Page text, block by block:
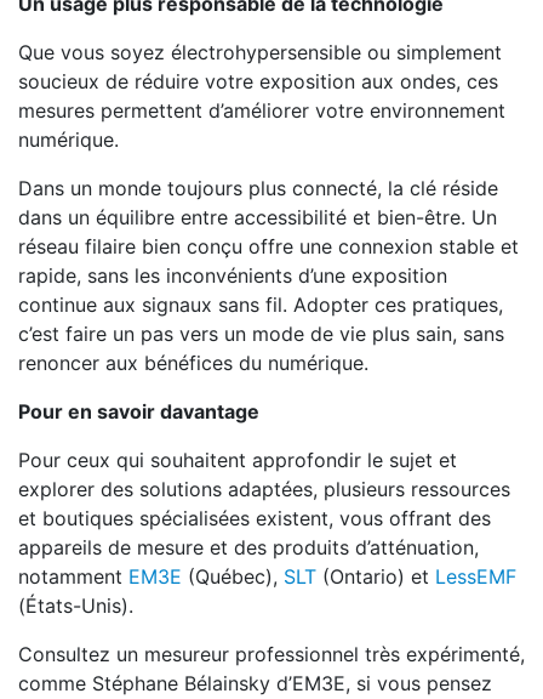
Que vous soyez électrohypersensible ou simplement
soucieux de réduire votre exposition aux ondes, ces
mesures permettent d’améliorer votre environnement
numérique.
Dans un monde toujours plus connecté, la clé réside
dans un équilibre entre accessibilité et bien-être. Un
réseau filaire bien conçu offre une connexion stable et
rapide, sans les inconvénients d’une exposition
continue aux signaux sans fil. Adopter ces pratiques,
c’est faire un pas vers un mode de vie plus sain, sans
renoncer aux bénéfices du numérique.
Pour en savoir davantage
Pour ceux qui souhaitent approfondir le sujet et
explorer des solutions adaptées, plusieurs ressources
et boutiques spécialisées existent, vous offrant des
appareils de mesure et des produits d’atténuation,
notamment EM3E (Québec), SLT (Ontario) et LessEMF
(États-Unis).
Consultez un mesureur professionnel très expérimenté,
comme Stéphane Bélainsky d’EM3E, si vous pensez